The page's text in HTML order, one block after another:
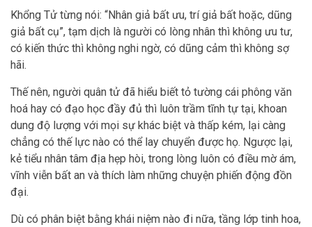
Khổng Tử từng nói: “Nhân giả bất ưu, trí giả bất hoặc, dũng
giả bất cụ”, tạm dịch là người có lòng nhân thì không ưu tư,
có kiến thức thì không nghi ngờ, có dũng cảm thì không sợ
hãi.
Thế nên, người quân tử đã hiểu biết tỏ tường cái phông văn
hoá hay có đạo học đầy đủ thì luôn trầm tĩnh tự tại, khoan
dung độ lượng với mọi sự khác biệt và thấp kém, lại càng
chẳng có thế lực nào có thể lay chuyển được họ. Ngược lại,
kẻ tiểu nhân tâm địa hẹp hòi, trong lòng luôn có điều mờ ám,
vĩnh viễn bất an và thích làm những chuyện phiến động đồn
đại.
Dù có phân biệt bằng khái niệm nào đi nữa, tầng lớp tinh hoa,